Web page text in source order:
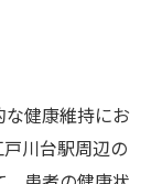
健康維持にお
川台駅周辺の